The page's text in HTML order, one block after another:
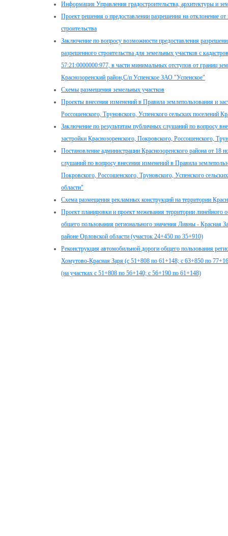
Информация Управления градостроительства, архитектуры и
Проект решения о предоставлении разрешения на отклонение
строительства
Заключение по вопросу возможности предоставления
разрешенного строительства для земельных участков с
57:21:0000000:977, в части минимальных отступов от границ
Краснозоренский район,С/п Успенское ЗАО "Успенское"
Схемы размещения земельных участков
Проекты внесения изменений в Правила землепользования и
Россошенского, Труновского, Успенского сельских поселений
Заключение по результатам публичных слушаний по вопросу
застройки Краснозоренского, Покровского, Россошенского,
Постановление администрации Краснозоренского района от
слушаний по вопросу внесения изменений в Правила
Покровского, Россошенского, Труновского, Успенского
области"
Схема размещения рекламных конструкций на территории
Проект планировки и проект межевания территории линейного
общего пользования регионального значения Ливны - Красная
районе Орловской области (участок 24+450 по 35+910)
Реконструкция автомобильной дороги общего пользования
Хомутово-Красная Заря (с 51+808 по 61+148; с 63+850 по
(на участках с 51+808 по 56+140; с 56+190 по 61+148)